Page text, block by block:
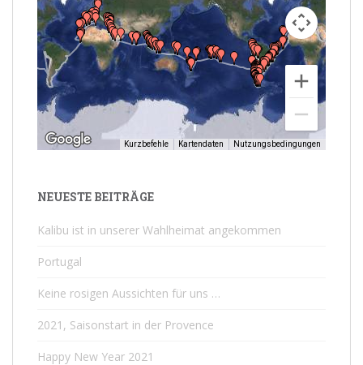
Kurzbefehle Kartendaten Nutzungsbedingungen
NEUESTE BEITRÄGE
Kalibu ist in unserer Wahlheimat angekommen
Portugal
Keine rosigen Aussichten für uns …
2021, Saisonstart in der Provence
Happy New Year 2021